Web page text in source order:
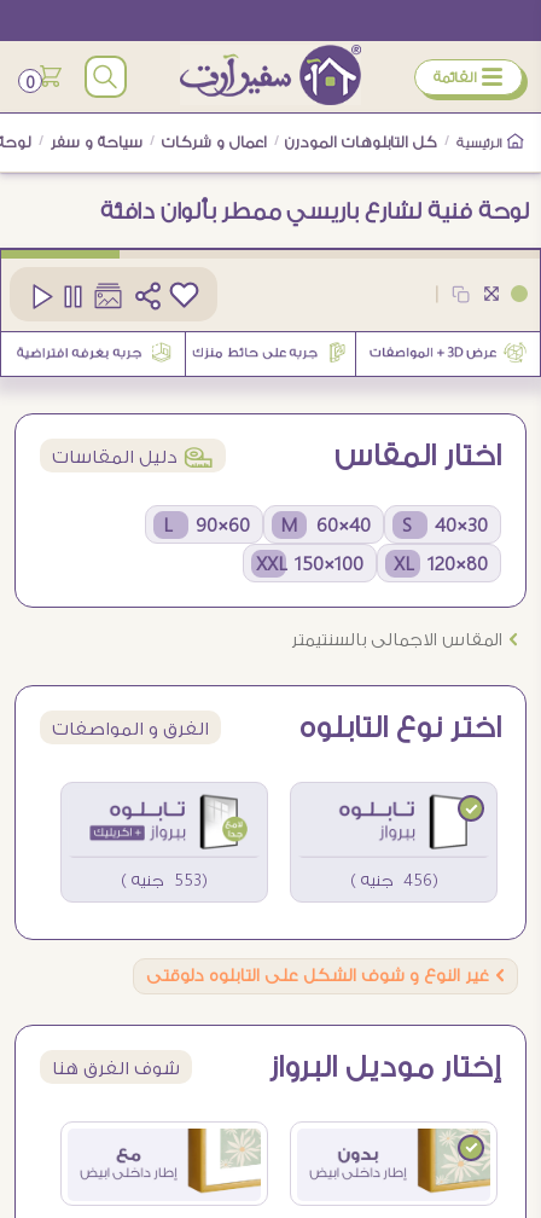
ÿ القائمة 0
الرئيسية / كل التابلوهات المودرن / اعمال و شركات / سياحة و سفر /
لوحة فنية لشارع باريسي ممطر بألوان دافئة
اختار المقاس í دليل المقاسات
30×40 S
40×60 M
60×90 L
80×120 XL
100×150 XXL
Ö المقاس الاجمالى بالسنتيمتر
اختر نوع التابلوه الفرق و المواصفات
(456 جنيه ) (553 جنيه )
Ö غير النوع و شوف الشكل على التابلوه دلوقتى
إختار موديل البرواز شوف الفرق هنا